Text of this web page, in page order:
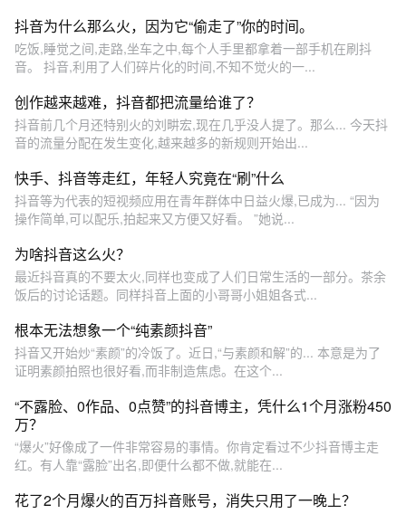
抖音为什么那么火，因为它“偷走了”你的时间。
吃饭,睡觉之间,走路,坐车之中,每个人手里都拿着一部手机在刷抖
音。 抖音,利用了人们碎片化的时间,不知不觉火的一...
创作越来越难，抖音都把流量给谁了？
抖音前几个月还特别火的刘畊宏,现在几乎没人提了。那么... 今天抖
音的流量分配在发生变化,越来越多的新规则开始出...
快手、抖音等走红，年轻人究竟在“刷”什么
抖音等为代表的短视频应用在青年群体中日益火爆,已成为... “因为
操作简单,可以配乐,拍起来又方便又好看。 ”她说...
为啥抖音这么火？
最近抖音真的不要太火,同样也变成了人们日常生活的一部分。茶余
饭后的讨论话题。同样抖音上面的小哥哥小姐姐各式...
根本无法想象一个“纯素颜抖音”
抖音又开始炒“素颜”的冷饭了。近日,“与素颜和解”的... 本意是为了
证明素颜拍照也很好看,而非制造焦虑。在这个...
“不露脸、0作品、0点赞”的抖音博主，凭什么1个月涨粉450
万？
“爆火”好像成了一件非常容易的事情。你肯定看过不少抖音博主走
红。有人靠“露脸”出名,即便什么都不做,就能在...
花了2个月爆火的百万抖音账号，消失只用了一晚上？